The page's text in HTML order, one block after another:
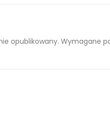
opublikowany. Wymagane